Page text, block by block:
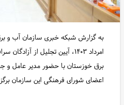
امرداد ۱۴۰۳، آیین تجلیل از
برق خوزستان با حضور مدیر عامل و
اعضای شورای فرهنگی این سازمان